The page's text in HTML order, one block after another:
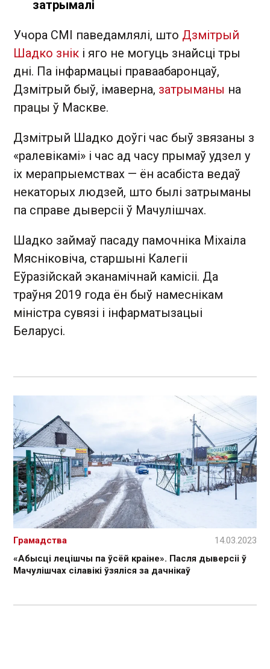
затрымалі
Учора СМІ паведамлялі, што Дзмітрый
Шадко знік і яго не могуць знайсці тры
дні. Па інфармацыі праваабаронцаў,
Дзмітрый быў, імаверна, затрыманы на
працы ў Маскве.
Дзмітрый Шадко доўгі час быў звязаны з
«ралевікамі» і час ад часу прымаў удзел у
іх мерапрыемствах — ён асабіста ведаў
некаторых людзей, што былі затрыманы
па справе дыверсіі ў Мачулішчах.
Шадко займаў пасаду памочніка Міхаіла
Мясніковіча, старшыні Калегіі
Еўразійскай эканамічнай камісіі. Да
траўня 2019 года ён быў намеснікам
міністра сувязі і інфарматызацыі
Беларусі.
«Абысці лецішчы па ўсёй краіне». Пасля дыверсіі ў
Мачулішчах сілавікі ўзяліся за дачнікаў
Грамадства 14.03.2023